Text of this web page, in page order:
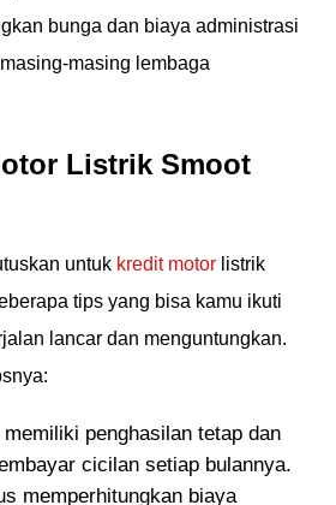
bunga dan biaya administrasi
masing lembaga
Listrik Smoot
untuk kredit motor listrik
tips yang bisa kamu ikuti
lancar dan menguntungkan.
penghasilan tetap dan
cicilan setiap bulannya.
memperhitungkan biaya